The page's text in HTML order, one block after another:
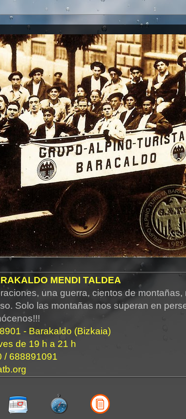
MENDI TALDEA
una guerra, cientos de montañas,
Solo las montañas nos superan en
- Barakaldo (Bizkaia)
de 19 h a 21 h
/ 688891091